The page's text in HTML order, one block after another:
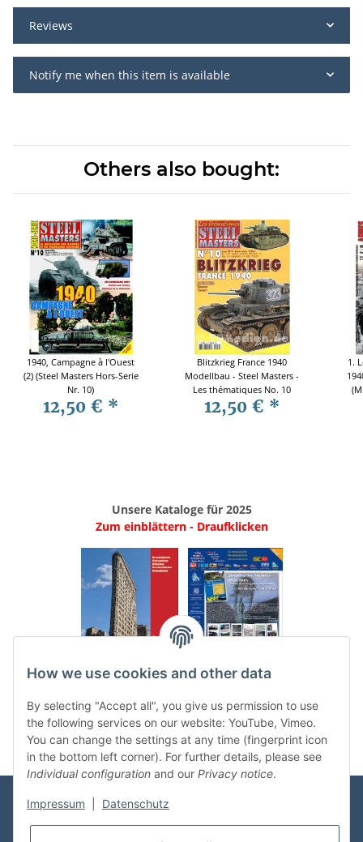
Reviews
Notify me when this item is available
Others also bought:
1940, Campagne à l'Ouest
(2) (Steel Masters Hors-Serie
Nr. 10)
12,50 € *
Blitzkrieg France 1940
Modellbau - Steel Masters -
Les thématiques No. 10
12,50 € *
1.
Unsere Kataloge für 2025
Zum einblättern - Draufklicken
. ..
Categories
How we use cookies and other data
By selecting "Accept all", you give us permission to use
the following services on our website: YouTube, Vimeo.
You can change the settings at any time (fingerprint icon
in the bottom left corner). For further details, please see
Individual configuration and our Privacy notice.
Impressum Datenschutz